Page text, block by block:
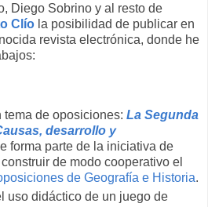
Diego Sobrino y al resto de
Clío la posibilidad de publicar en
revista electrónica, donde he
tema de oposiciones: La Segunda
desarrollo y
forma parte de la iniciativa de
de modo cooperativo el
de Geografía e Historia.
uso didáctico de un juego de